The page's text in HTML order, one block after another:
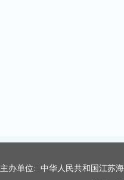
主办单位: 中华人民共和国江苏